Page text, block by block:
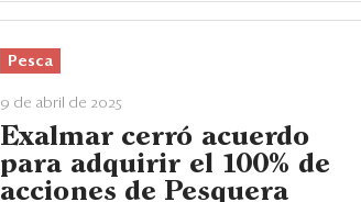
Pesca
9 de abril de 2025
Exalmar cerró acuerdo
para adquirir el 100% de
acciones de Pesquera